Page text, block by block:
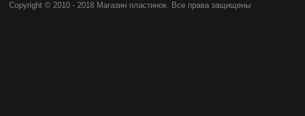
Copyright © 2010 - 2018 Магазин пластинок. Все права защищены